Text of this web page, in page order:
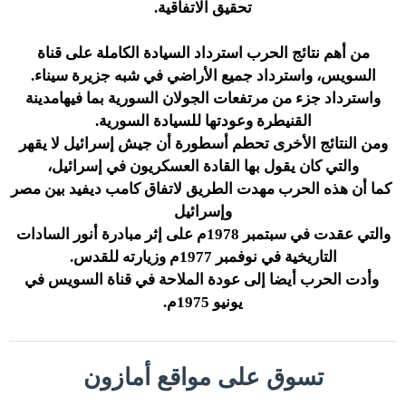
تحقيق الاتفاقية.
من أهم نتائج الحرب استرداد السيادة الكاملة على قناة
السويس، واسترداد جميع الأراضي في شبه جزيرة سيناء.
واسترداد جزء من مرتفعات الجولان السورية بما فيهامدينة
القنيطرة وعودتها للسيادة السورية.
ومن النتائج الأخرى تحطم أسطورة أن جيش إسرائيل لا يقهر
والتي كان يقول بها القادة العسكريون في إسرائيل،
كما أن هذه الحرب مهدت الطريق لاتفاق كامب ديفيد بين مصر
وإسرائيل
والتي عقدت في سبتمبر 1978م على إثر مبادرة أنور السادات
التاريخية في نوفمبر 1977م وزيارته للقدس.
وأدت الحرب أيضا إلى عودة الملاحة في قناة السويس في
يونيو 1975م.
تسوق على مواقع أمازون